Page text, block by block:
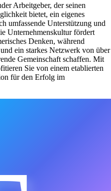
Arbeitgeber, der seinen
bietet, ein eigenes
umfassende Unterstützung und
Unternehmenskultur fördert
Denken, während
ein starkes Netzwerk von über
Gemeinschaft schaffen. Mit
Sie von einem etablierten
für den Erfolg im